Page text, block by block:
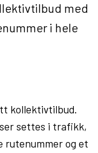
med
i hele
kollektivtilbud.
settes i trafikk,
rutenummer og et